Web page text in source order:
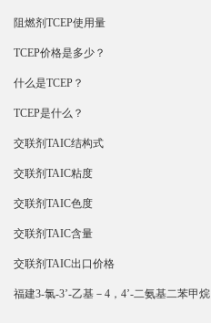
阻燃剂TCEP使用量
TCEP价格是多少？
什么是TCEP？
TCEP是什么？
交联剂TAIC结构式
交联剂TAIC粘度
交联剂TAIC色度
交联剂TAIC含量
交联剂TAIC出口价格
福建3-氯-3’-乙基－4，4’-二氨基二苯甲烷